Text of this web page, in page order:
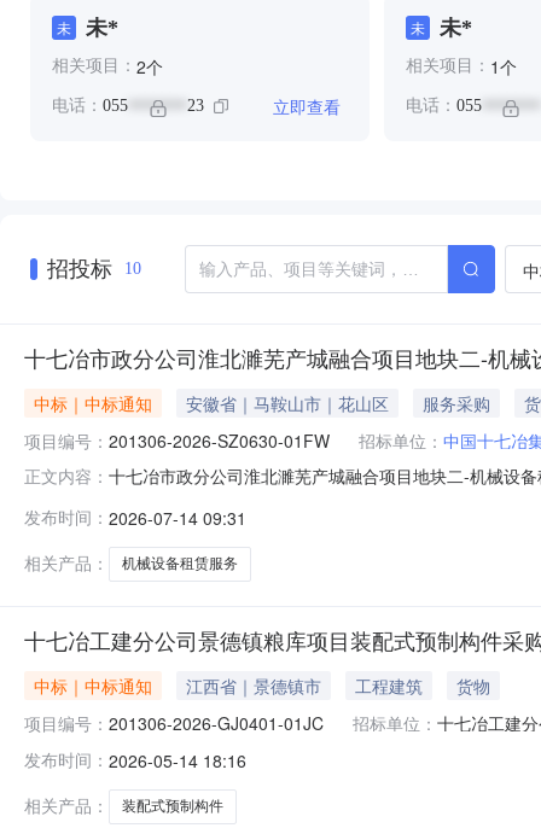
未 未*
相关项目： 2个
电话： 055 ******* 23 立即查看
未 未*
相关项目： 1个
电话： 055*******
招投标 10
十七冶市政分公司淮北濉芜产城融合项目地块二-机
中标｜中标通知 安徽省｜马鞍山市｜花山区 服务采购
项目编号： 201306-2026-SZ0630-01FW 招标单位： 中国十七冶
正文内容： 十七冶市政分公司淮北濉芜产城融合项目地块二-机械设
产城融合项目地块二-机械设备租赁服务采购SZ260630-
发布时间： 2026-07-14 09:31
相关产品：
机械设备租赁服务
十七冶工建分公司景德镇粮库项目装配式预制构件采
中标｜中标通知 江西省｜景德镇市 工程建筑
货物
项目编号： 201306-2026-GJ0401-01JC 招标单位： 十七冶工建
发布时间： 2026-05-14 18:16
相关产品：
装配式预制构件